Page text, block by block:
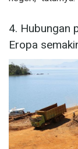
4. Hubungan
Eropa